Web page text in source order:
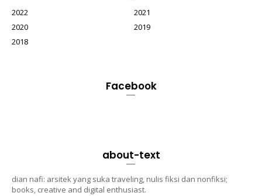
2022
2021
2020
2019
2018
Facebook
about-text
dian nafi: arsitek yang suka traveling, nulis fiksi dan nonfiksi;
books, creative and digital enthusiast.